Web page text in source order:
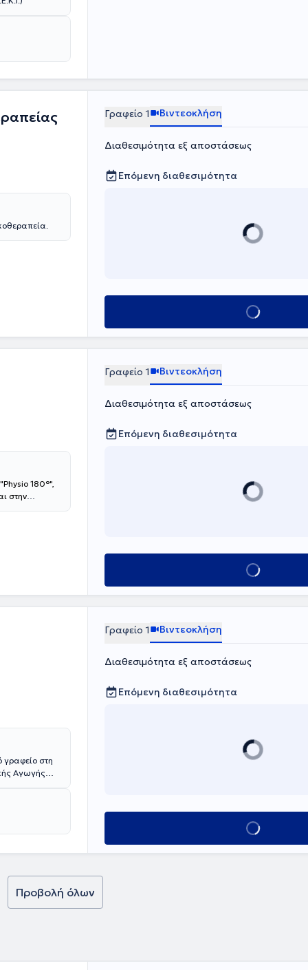
Γραφείο 1 Βιντεοκλήση
Διαθεσιμότητα εξ αποστάσεως
Επόμενη διαθεσιμότητα
Κλείσε ραντεβού
180°",
στην
Γραφείο 1 Βιντεοκλήση
Διαθεσιμότητα εξ αποστάσεως
Επόμενη διαθεσιμότητα
Κλείσε ραντεβού
γραφείο στη
Αγωγής
Σόφιας.
και
και
πλήθος
Γραφείο 1 Βιντεοκλήση
Διαθεσιμότητα εξ αποστάσεως
Επόμενη διαθεσιμότητα
Κλείσε ραντεβού
Προβολή όλων